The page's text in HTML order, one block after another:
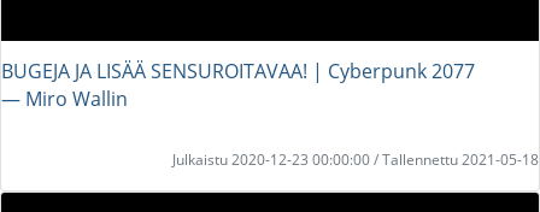
BUGEJA JA LISÄÄ SENSUROITAVAA! | Cyberpunk 2077
― Miro Wallin
Julkaistu 2020-12-23 00:00:00 / Tallennettu 2021-05-18